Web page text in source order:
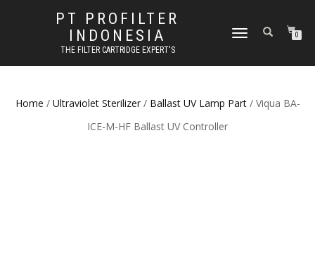
PT PROFILTER
INDONESIA
THE FILTER CARTRIDGE EXPERT'S
TOGGLE NAVIGATION0
Home / Ultraviolet Sterilizer/ Ballast UV Lamp Part/ Viqua BA-
ICE-M-HF Ballast UV Controller